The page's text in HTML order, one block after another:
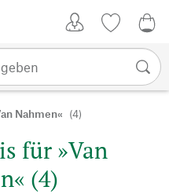
Nahmen« (4)
für »Van
(4)